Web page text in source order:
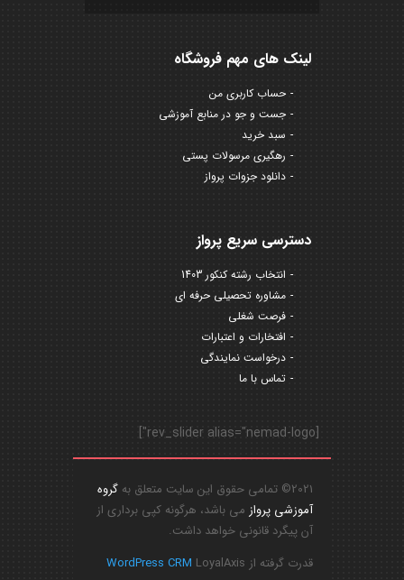
لینک های مهم فروشگاه
حساب کاربری من
جست و جو در منابع آموزشی
سبد خرید
رهگیری مرسولات پستی
دانلود جزوات پرواز
دسترسی سریع پرواز
انتخاب رشته کنکور 1403
مشاوره تحصیلی حرفه ای
فرصت شغلی
افتخارات و اعتبارات
درخواست نمایندگی
تماس با ما
[rev_slider alias="nemad-logo"]
2021© تمامی حقوق این سایت متعلق به
گروه
آموزشی پرواز می باشد، هرگونه کپی برداری از
آن پیگرد قانونی خواهد داشت.
قدرت گرفته از
WordPress CRM LoyalAxis